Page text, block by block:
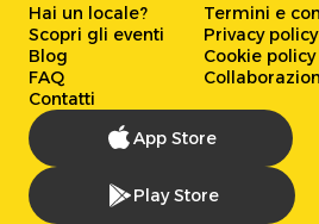
Hai un locale?
Scopri gli eventi
Blog
FAQ
Contatti
Termini e
Privacy policy
Cookie policy
App Store
Play Store